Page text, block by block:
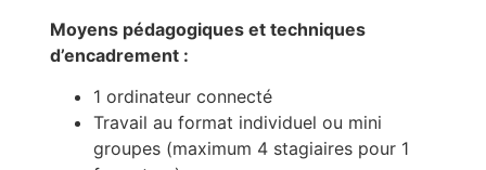
Moyens pédagogiques et techniques
d’encadrement :
1 ordinateur connecté
Travail au format individuel ou mini
groupes (maximum 4 stagiaires pour 1